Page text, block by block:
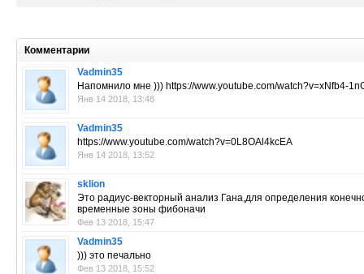
Комментарии
Vadmin35
Напомнило мне ))) https://www.youtube.com/watch?v=xNfb4-
Янв 14 2018, 13:48
Vadmin35
https://www.youtube.com/watch?v=0L8OAl4kcEA
Янв 14 2018, 13:52
sklion
Это радиус-векторный анализ Гана,для определения
временные зоны фибоначи
Фев 13 2018, 15:47
Vadmin35
))) это печально
Фев 13 2018, 15:52